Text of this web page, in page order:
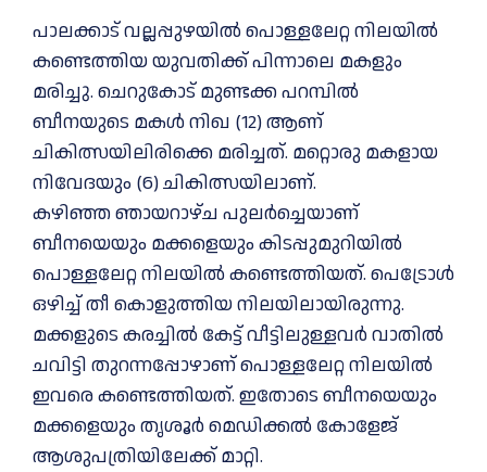
പാലക്കാട്‌ വല്ലപ്പുഴയില്‍ പൊള്ളലേറ്റ നിലയില്‍
കണ്ടെത്തിയ യുവതിക്ക് പിന്നാലെ മകളും
മരിച്ചു. ചെറുകോട് മുണ്ടക്ക പറമ്പിൽ
ബീനയുടെ മകള്‍ നിഖ (12) ആണ്
ചികിത്സയിലിരിക്കെ മരിച്ചത്. മറ്റൊരു മകളായ
നിവേദയും (6) ചികിത്സയിലാണ്.
കഴിഞ്ഞ ഞായറാഴ്ച പുലർച്ചെയാണ്
ബീനയെയും മക്കളെയും കിടപ്പുമുറിയില്‍
പൊള്ളലേറ്റ നിലയില്‍ കണ്ടെത്തിയത്. പെട്രോള്‍
ഒഴിച്ച്‌ തീ കൊളുത്തിയ നിലയിലായിരുന്നു.
മക്കളുടെ കരച്ചില്‍ കേട്ട് വീട്ടിലുള്ളവർ വാതില്‍
ചവിട്ടി തുറന്നപ്പോഴാണ് പൊള്ളലേറ്റ നിലയില്‍
ഇവരെ കണ്ടെത്തിയത്. ഇതോടെ ബീനയെയും
മക്കളെയും തൃശൂർ മെഡിക്കല്‍ കോളേജ്
ആശുപത്രിയിലേക്ക് മാറ്റി.